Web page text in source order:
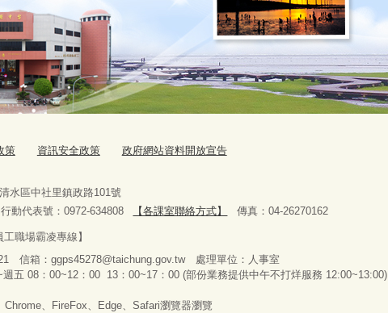
策 資訊安全政策 政府網站資料開放宣告
清水區中社里鎮政路101號
動代表號：0972-634808
【各課室聯絡方式】 傳真：04-26270162
職場霸凌專線】
信箱：ggps45278@taichung.gov.tw 處理單位：人事室
五 08：00~12：00 13：00~17：00 (部份業務提供中午不打烊服務 12:00~13:00)
、FireFox、Edge、Safari瀏覽器瀏覽